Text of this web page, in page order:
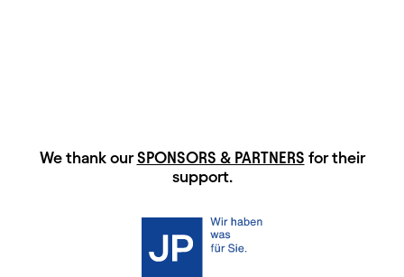
HAUPTSPONSOREN
We thank ourSPONSORS & PARTNERS for their
support.